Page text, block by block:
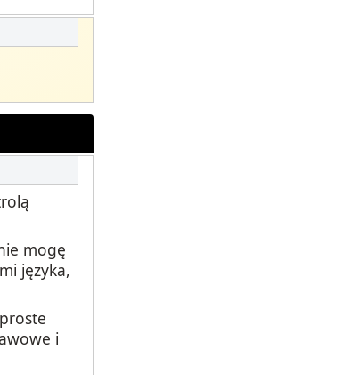
mogę
języka,
i